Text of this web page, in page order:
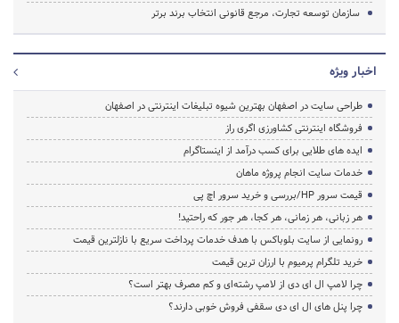
سازمان توسعه تجارت، مرجع قانونی انتخاب برند برتر
اخبار ویژه
طراحی سایت در اصفهان بهترین شیوه تبلیغات اینترنتی در اصفهان
فروشگاه اینترنتی کشاورزی اگری راز
ایده های طلایی برای کسب درآمد از اینستاگرام
خدمات سایت انجام پروژه ماهان
قیمت سرور HP/بررسی و خرید سرور اچ پی
هر زبانی، هر زمانی، هر کجا، هر جور که راحتید!
رونمایی از سایت بلوباکس با هدف خدمات پرداخت سریع با نازلترین قیمت
خرید تلگرام پرمیوم با ارزان ترین قیمت
چرا لامپ ال ای دی از لامپ رشته‌ای و کم مصرف بهتر است؟
چرا پنل های ال ای دی سقفی فروش خوبی دارند؟